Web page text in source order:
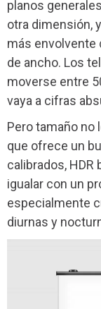
planos
otra dimensión,
más envolvente
de ancho. Los
moverse entre
vaya a cifras
Pero tamaño no
que ofrece un
calibrados,
igualar con un
especialmente
diurnas y